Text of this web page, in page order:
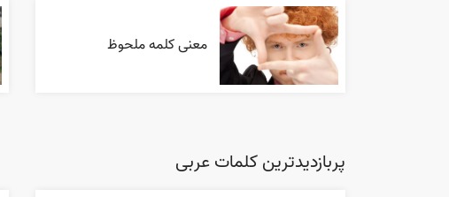
معنی کلمه ملحوظ
پربازدیدترین کلمات عربی